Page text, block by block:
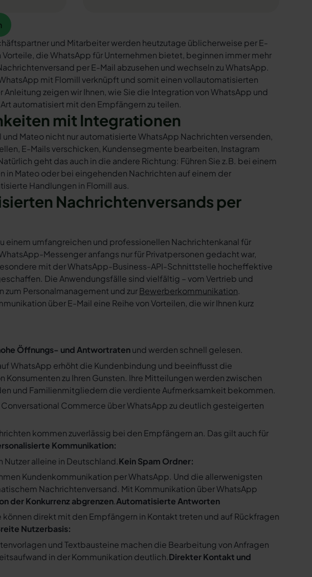
und Mitarbeiter werden heutzutage üblicherweise per E-
die WhatsApp für Unternehmen bietet, beginnen immer mehr
per E-Mail abzusehen und wechseln zu WhatsApp.
mit Flomill verknüpft und somit einen vollautomatisierten
zeigen wir Ihnen, wie Sie die Integration von WhatsApp und
automatisiert mit den Empfängern zu teilen.
mit Integrationen
Mateo nicht nur automatisierte WhatsApp Nachrichten versenden,
E-Mails verschicken, Kundensegmente bearbeiten, Instagram
geht das auch in die andere Richtung: Führen Sie z.B. bei einem
in Mateo oder bei eingehenden Nachrichten auf einem der
Handlungen in Flomill aus.
Nachrichtenversands per
einem umfangreichen und professionellen Nachrichtenkanal für
Messenger anfangs nur für Privatpersonen gedacht war,
mit der WhatsApp-Business-API-Schnittstelle hocheffektive
Die Anwendungsfälle sind vielfältig – vom Vertrieb und
zum Personalmanagement und zurBewerberkommunikation.
über E-Mail eine Reihe von Vorteilen, die wir Ihnen kurz
Öffnungs- und Antwortratenund werden schnell gelesen.
WhatsApp erhöht die Kundenbindung und beeinflusst die
zu Ihren Gunsten. Ihre Mitteilungen werden zwischen
und Familienmitgliedern die verdiente Aufmerksamkeit bekommen.
Commerce über WhatsApp zu deutlich gesteigerten
kommen zuverlässig bei den Empfängern an. Das gilt auch für
Kommunikation:
Nutzer alleine in Deutschland.Kein Spam Ordner:
Kundenkommunikation per WhatsApp. Und die allerwenigsten
Nachrichtenversand. Mit Kommunikation über WhatsApp
der Konkurrenz abgrenzen.Automatisierte Antworten
können direkt mit den Empfängern in Kontakt treten und auf Rückfragen
Nutzerbasis:
und Textbausteine machen die Bearbeitung von Anfragen
in der Kommunikation deutlich.Direkter Kontakt und